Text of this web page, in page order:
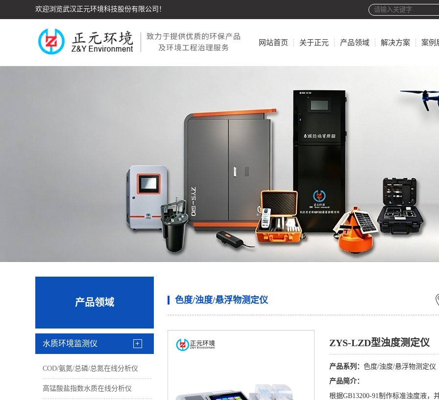
欢迎浏览武汉正元环境科技股份有限公司！
网站首页 关于正元 产品领域 解决方案 案例
产品领域
水质环境监测仪
COD/氨氮/总磷/总氮在线分析仪
高锰酸盐指数水质在线分析仪
色度/浊度/悬浮物测定仪
ZYS-LZD型浊度测定仪
产品系列： 色度/浊度/悬浮物测定仪
产品简介：
根据GB13200-91制作标准浊度液，